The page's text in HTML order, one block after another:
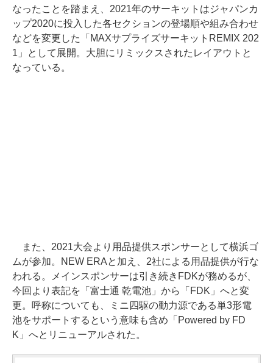
なったことを踏まえ、2021年のサーキットはジャパンカ
ップ2020に投入した各セクションの登場順や組み合わせ
などを変更した「MAXサプライズサーキットREMIX 202
1」として展開。大胆にリミックスされたレイアウトと
なっている。
また、2021大会より用品提供スポンサーとして横浜ゴ
ムが参加。NEW ERAと加え、2社による用品提供が行な
われる。メインスポンサーは引き続きFDKが務めるが、
今回より表記を「富士通 乾電池」から「FDK」へと変
更。呼称についても、ミニ四駆の動力源である単3形電
池をサポートするという意味も含め「Powered by FD
K」へとリニューアルされた。